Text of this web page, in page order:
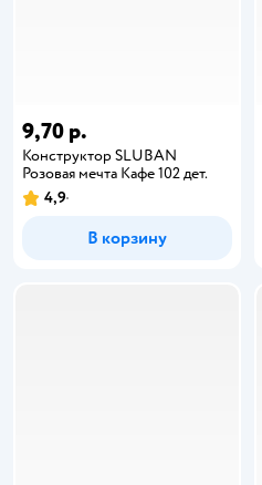
9,70 р.
Конструктор SLUBAN
Розовая мечта Кафе 102 дет.
4,9
В корзину